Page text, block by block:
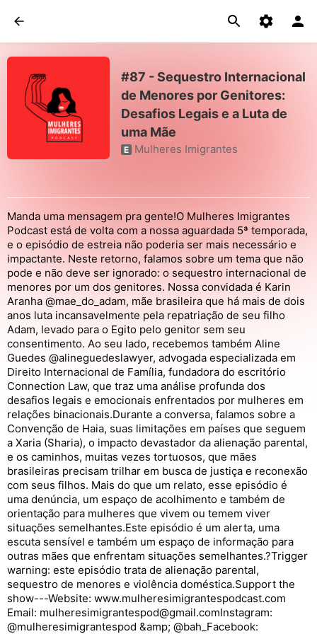
#87 - Sequestro Internacional
de Menores por Genitores:
Desafios Legais e a Luta de
uma Mãe
E Mulheres Imigrantes
Manda uma mensagem pra gente!O Mulheres Imigrantes
Podcast está de volta com a nossa aguardada 5ª temporada,
e o episódio de estreia não poderia ser mais necessário e
impactante. Neste retorno, falamos sobre um tema que não
pode e não deve ser ignorado: o sequestro internacional de
menores por um dos genitores. Nossa convidada é Karin
Aranha @mae_do_adam, mãe brasileira que há mais de dois
anos luta incansavelmente pela repatriação de seu filho
Adam, levado para o Egito pelo genitor sem seu
consentimento. Ao seu lado, recebemos também Aline
Guedes @alineguedeslawyer, advogada especializada em
Direito Internacional de Família, fundadora do escritório
Connection Law, que traz uma análise profunda dos
desafios legais e emocionais enfrentados por mulheres em
relações binacionais.Durante a conversa, falamos sobre a
Convenção de Haia, suas limitações em países que seguem
a Xaria (Sharia), o impacto devastador da alienação parental,
e os caminhos, muitas vezes tortuosos, que mães
brasileiras precisam trilhar em busca de justiça e reconexão
com seus filhos. Mais do que um relato, esse episódio é
uma denúncia, um espaço de acolhimento e também de
orientação para mulheres que vivem ou temem viver
situações semelhantes.Este episódio é um alerta, uma
escuta sensível e também um espaço de informação para
outras mães que enfrentam situações semelhantes.?Trigger
warning: este episódio trata de alienação parental,
sequestro de menores e violência doméstica.Support the
show---Website: www.mulheresimigrantespodcast.com
Email: mulheresimigrantespod@gmail.comInstagram:
@mulheresimigrantespod &amp; @bah_Facebook: